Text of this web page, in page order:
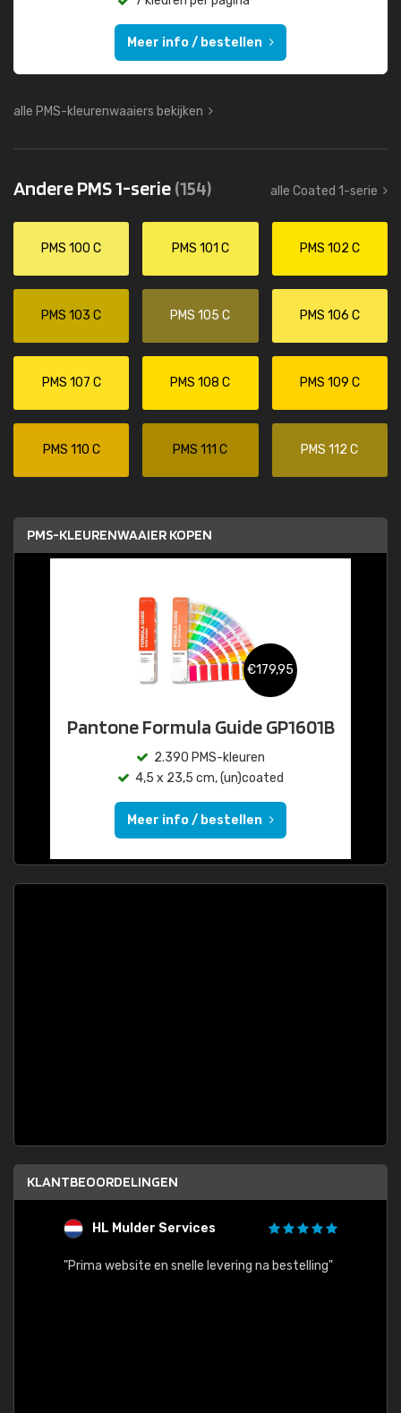
Meer info / bestellen
alle PMS-kleurenwaaiers bekijken
Andere PMS 1-serie(154) alle Coated 1-serie
PMS 100 C PMS 101 C PMS 102 C
PMS 103 C PMS 105 C PMS 106 C
PMS 107 C PMS 108 C PMS 109 C
PMS 110 C PMS 111 C PMS 112 C
PMS-KLEURENWAAIER KOPEN
€179,95
Pantone Formula Guide GP1601B
2.390 PMS-kleuren
4,5 x 23,5 cm, (un)coated
Meer info / bestellen
KLANTBEOORDELINGEN
HL Mulder Services
"Prima website en snelle levering na bestelling"